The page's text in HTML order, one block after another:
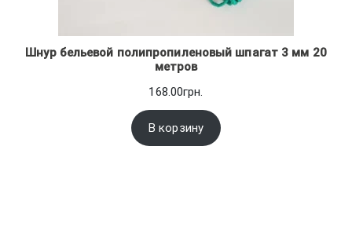
Шнур бельевой полипропиленовый шпагат 3 мм 20
метров
168.00грн.
В корзину